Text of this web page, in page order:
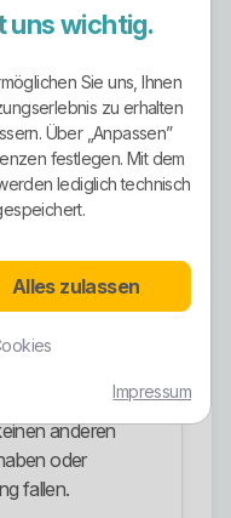
werden vor
es
anderen
oder
fallen.
uns wichtig.
Sie uns, Ihnen
zu erhalten
Über „Anpassen”
festlegen. Mit dem
lediglich technisch
Alles zulassen
Impressum